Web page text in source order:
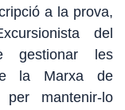
a la prova,
del
gestionar les
la Marxa de
mantenir-lo